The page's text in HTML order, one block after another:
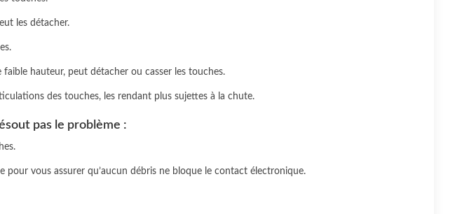
les détacher.
hauteur, peut détacher ou casser les touches.
des touches, les rendant plus sujettes à la chute.
pas le problème :
pour vous assurer qu’aucun débris ne bloque le contact électronique.